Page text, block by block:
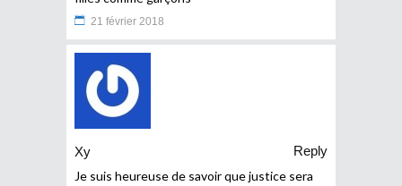
21 février 2018
Xy
Reply
Je suis heureuse de savoir que justice sera